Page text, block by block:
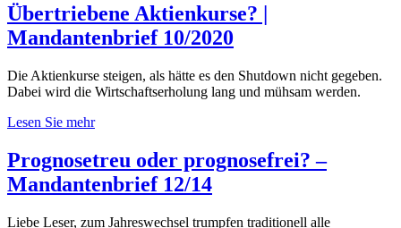
Übertriebene Aktienkurse? |
Mandantenbrief 10/2020
Die Aktienkurse steigen, als hätte es den Shutdown nicht gegeben.
Dabei wird die Wirtschaftserholung lang und mühsam werden.
Lesen Sie mehr
Prognosetreu oder prognosefrei? –
Mandantenbrief 12/14
Liebe Leser, zum Jahreswechsel trumpfen traditionell alle